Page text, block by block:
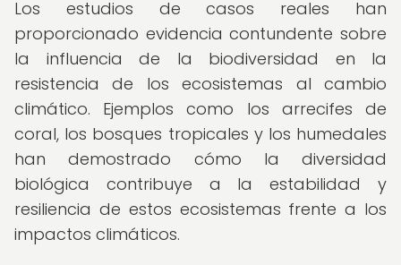
Los estudios de casos reales han
proporcionado evidencia contundente sobre
la influencia de la biodiversidad en la
resistencia de los ecosistemas al cambio
climático. Ejemplos como los arrecifes de
coral, los bosques tropicales y los humedales
han demostrado cómo la diversidad
biológica contribuye a la estabilidad y
resiliencia de estos ecosistemas frente a los
impactos climáticos.